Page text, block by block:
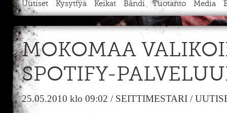
Uutiset Kysyttyä Keikat Bändi Tuotanto Media
MOKOMAA
SPOTIFY-
25.05.2010 klo 09:02 / SEITTIMESTARI /